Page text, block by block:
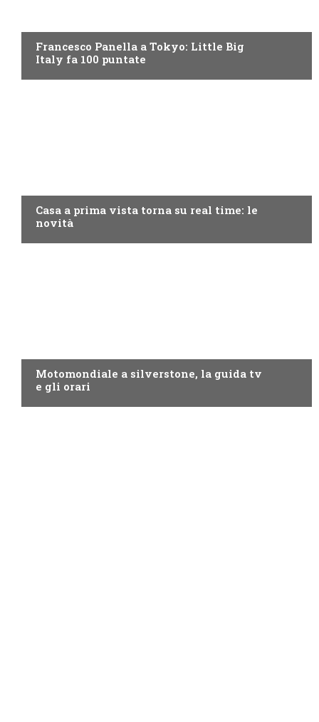
Francesco Panella a Tokyo: Little Big
Italy fa 100 puntate
Casa a prima vista torna su real time: le
novità
Motomondiale a silverstone, la guida tv
e gli orari